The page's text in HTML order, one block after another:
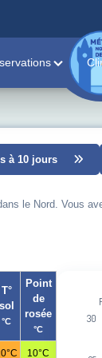
à 10 jours
le Nord. Vous
T°
sol
°C
Point
de
rosée
°C
10°C
Line
30